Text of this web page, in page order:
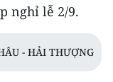
nghỉ lễ 2/9.
- HẢI THƯỢNG